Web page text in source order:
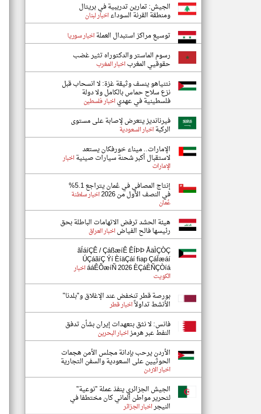
الجيش: تمارين تدريبية في بريتال
ومنطقة القرنة السوداءاخبار لبنان
توسيع مراكز استبدال العملةاخبار سوريا
رسوم الماستر والدكتوراه تثير غضب
حقوقيي المغرباخبار المغرب
نتنياهو ينسف وثيقة غزة: لا انسحاب قبل
نزع سلاح حماس بالكامل ولا دولة
فلسطينية في عهدياخبار فلسطين
فيرنانديز يتعرض لإصابة على مستوى
الركبةاخبار السعودية
الإمارات.. ميناء خورفكان يستعد
لاستقبال أكبر شحنة سيارات صينيةاخبار
الإمارات
إنتاج المصافي في عُمان يتراجع 5.1%
في النصف الأول من 2026 اخبار سلطنة
عُمان
هيئة الحشد ترفض الاتهامات الباطلة بحق
رئيسها فالح الفياضاخبار العراق
ãÍáíÇÊ / ÇáßæíÊ ÊÍÞÞ ÅäÌÇÒÇ
ÚÇáãíÇ Ýí ÈíäÇáí fiap ÇáÏæáí
ááÊÕæíÑ 2026 ÈÇáÈÑÇÒíáاخبار
الكويت
بورصة قطر تنخفض عند الإغلاق و"بلدنا"
الأنشط تداولاًاخبار قطر
فانس: لا نثق بتعهدات إيران بشأن تدفق
النفط عبر هرمزاخبار البحرين
الأردن يرحب بإدانة مجلس الأمن هجمات
الحوثيين على السعودية والسفن التجارية
اخبار الاردن
الجيش الجزائري ينفذ عملة "نوعية"
لتحرير مواطن ألماني كان مختطفا في
النيجراخبار الجزائر